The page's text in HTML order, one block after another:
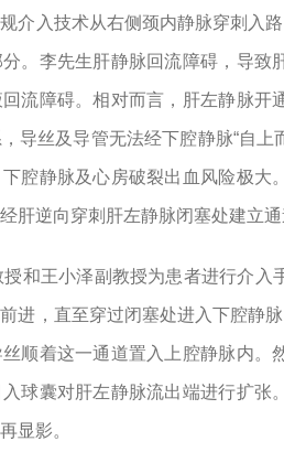
介入技术从右侧颈内静脉穿刺入
。李先生肝静脉回流障碍，导致
流障碍。相对而言，肝左静脉
导丝及导管无法经下腔静脉“自
腔静脉及心房破裂出血风险极
肝逆向穿刺肝左静脉闭塞处建立通
和王小泽副教授为患者进行介入
进，直至穿过闭塞处进入下腔静
顺着这一通道置入上腔静脉内。
球囊对肝左静脉流出端进行扩
显影。